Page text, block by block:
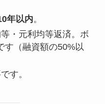
年以内。
・元利均等返済。ボ
す（融資額の50%以
す。